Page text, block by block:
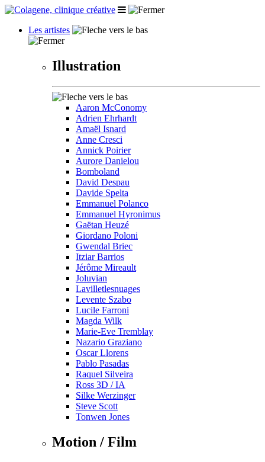
Les artistes
Illustration
Aaron McConomy
Adrien Ehrhardt
Amaël Isnard
Anne Cresci
Annick Poirier
Aurore Danielou
Bomboland
David Despau
Davide Spelta
Emmanuel Polanco
Emmanuel Hyronimus
Gaëtan Heuzé
Giordano Poloni
Gwendal Briec
Itziar Barrios
Jérôme Mireault
Joluvian
Lavilletlesnuages
Levente Szabo
Lucile Farroni
Magda Wilk
Marie-Eve Tremblay
Nazario Graziano
Oscar Llorens
Pablo Pasadas
Raquel Silveira
Ross 3D / IA
Silke Werzinger
Steve Scott
Tonwen Jones
Motion / Film